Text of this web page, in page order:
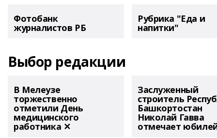
Фотобанк
журналистов РБ
Рубрика "Еда и
напитки"
Выбор редакции
В Мелеузе
торжественно
отметили День
медицинского
работника ✕
Заслуженный
строитель
Башкортостан
Николай Гавва
отмечает